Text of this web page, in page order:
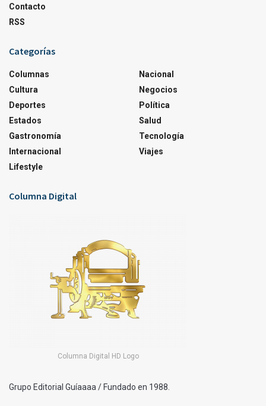
Contacto
RSS
Categorías
Columnas
Cultura
Deportes
Estados
Gastronomía
Internacional
Lifestyle
Nacional
Negocios
Política
Salud
Tecnología
Viajes
Columna Digital
Columna Digital HD Logo
Grupo Editorial Guíaaaa / Fundado en 1988.